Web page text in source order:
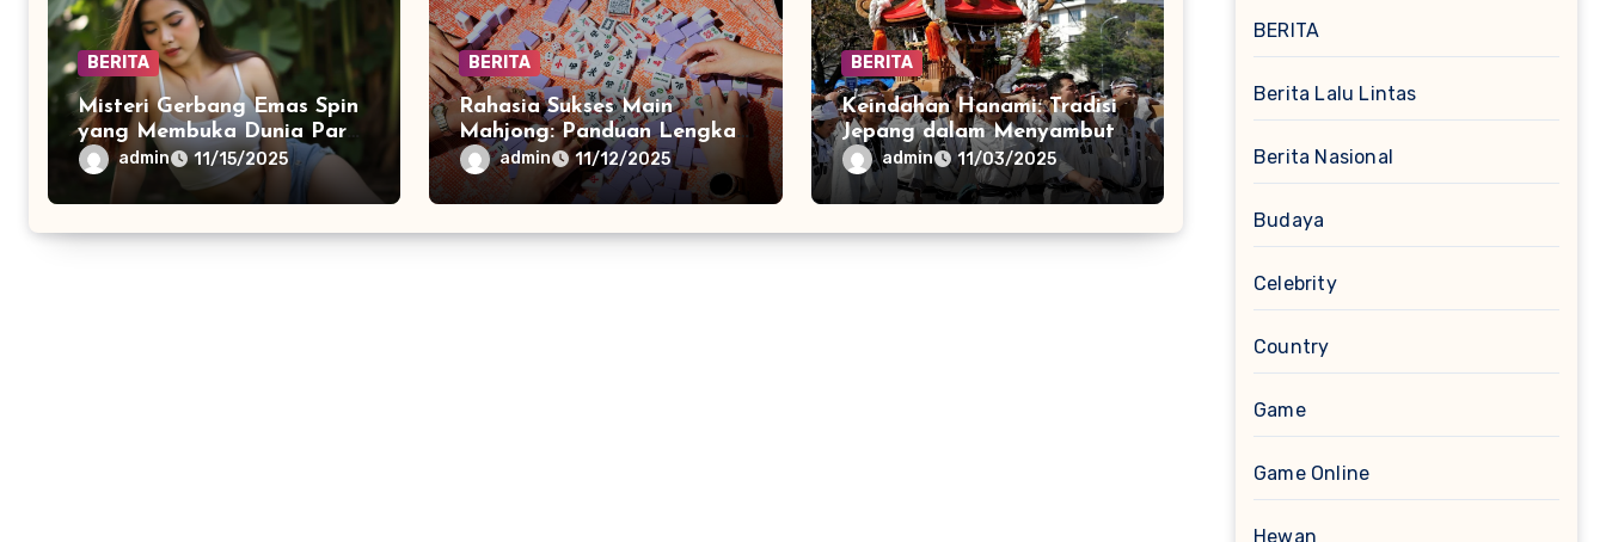
BERITA
Misteri Gerbang Emas Spin
yang Membuka Dunia Para
Dewaadmin 11/15/2025
BERITA
Rahasia Sukses Main
Mahjong: Panduan Lengkap
untuk Pemula dari Nol
hingga Mahir
admin 11/12/2025
BERITA
Keindahan Hanami: Tradisi
Jepang dalam Menyambut
Mekarnya Bunga Sakura
admin 11/03/2025
BERITA
Berita Lalu Lintas
Berita Nasional
Budaya
Celebrity
Country
Game
Game Online
Hewan